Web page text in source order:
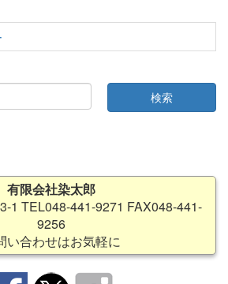
有限会社染太郎
1 TEL048-441-9271 FAX048-441-
9256
い合わせはお気軽に